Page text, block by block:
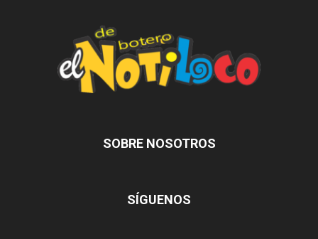
SOBRE NOSOTROS
SÍGUENOS